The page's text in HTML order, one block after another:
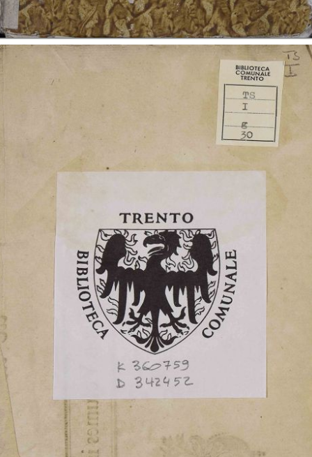
In collections
Progetto DigitXL - Novum corpus fontanianum
Recherches physiques sur la nature de l'air nitreux et de l'air
Publisher:
Date:
1776
Subject: